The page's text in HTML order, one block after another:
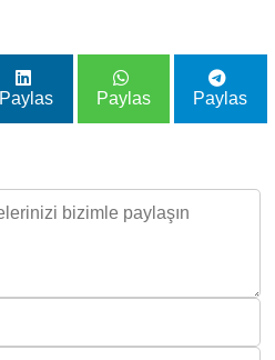
Paylas Paylas Paylas